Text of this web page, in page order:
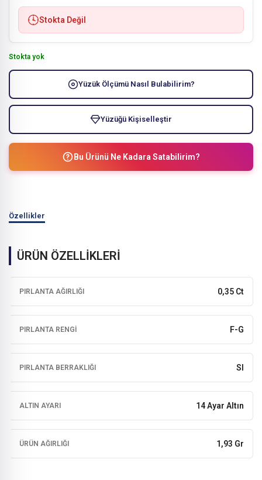
Stokta Değil
Stokta yok
Yüzük Ölçümü Nasıl Bulabilirim?
Yüzüğü Kişiselleştir
Bu Ürünü Ne Kadara Satabilirim?
Özellikler
ÜRÜN ÖZELLİKLERİ
PIRLANTA AĞIRLIĞI 0,35 Ct
PIRLANTA RENGI F-G
PIRLANTA BERRAKLIĞI SI
ALTIN AYARI 14 Ayar Altın
ÜRÜN AĞIRLIĞI 1,93 Gr